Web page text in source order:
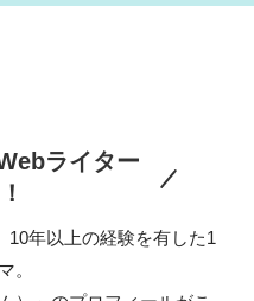
ライター
10年以上の経験を有した1
。